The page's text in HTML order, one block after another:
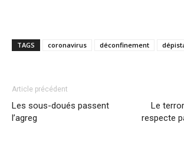
TAGS coronavirus déconfinement
Article précédent
Les sous-doués passent
l’agreg
Le
respecte